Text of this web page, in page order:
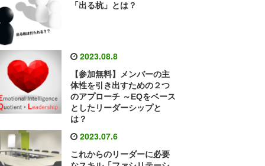
「出る杭」とは？
2023.08.8
【参加無料】メンバーの主
体性を引き出すための２つ
のアプローチ ～EQをベース
としたリーダーシップと
は？
2023.07.6
これからのリーダーに必要